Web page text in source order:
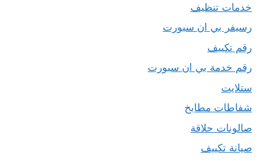
خدمات تنظيف
رسيفر بي ان سبورت
رقم تكييف
رقم خدمة بي ان سبورت
ستلايت
شفاطات مطابخ
صالونات حلاقة
صيانة تكييف